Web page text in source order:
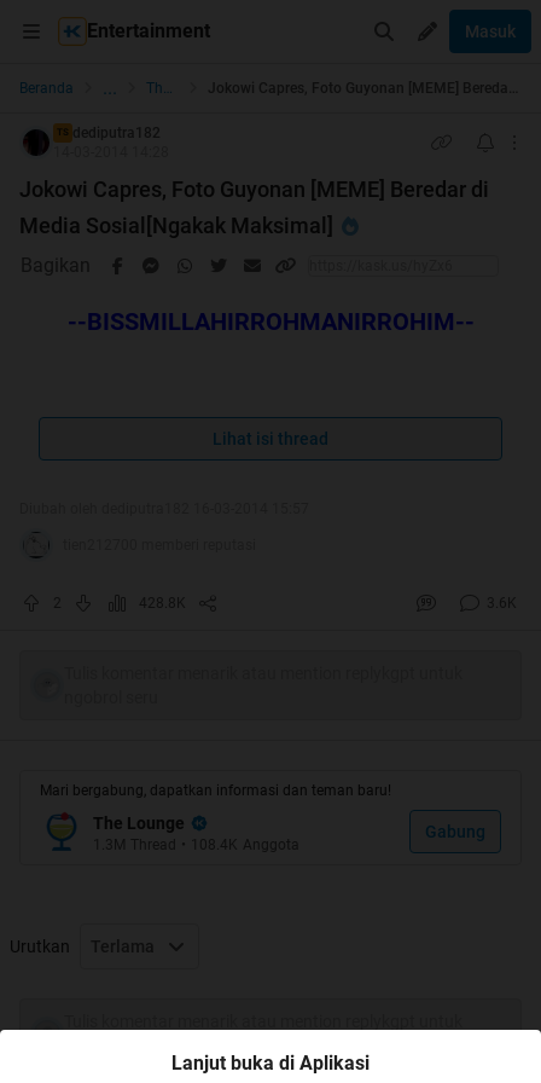
Entertainment Masuk
Beranda ... The Lounge
TS dediputra182
Jokowi Capres, Foto Guyonan [MEME] Beredar di
Media Sosial[Ngakak Maksimal]
Bagikan
--BISSMILLAHIRROHMANIRROHIM--
SpoilerforHT:
===>>Nyalon-in diri jadi Capres maksudnya
Lihat isi thread
2 428.8K 3.6K
Mari bergabung, dapatkan informasi dan teman baru!
The Lounge
1.3M Thread • 108.4K Anggota
Gabung
Urutkan Terlama
Lanjut buka di Aplikasi